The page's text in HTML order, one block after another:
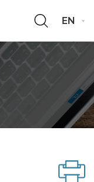
EN